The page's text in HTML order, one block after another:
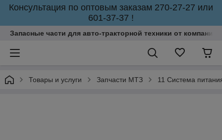
Консультация по оптовым заказам 270-27-27 или
601-37-37 !
Запасные части для авто-тракторной техники от
Товары и услуги Запчасти МТЗ 11 Система